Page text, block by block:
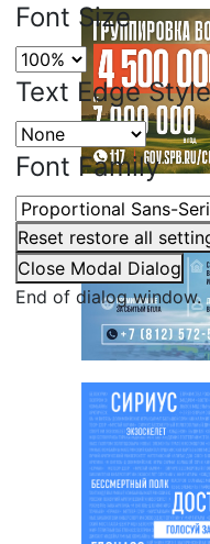
Font Size
Text Edge Style
Font Family
Reset restore all
Close Modal Dialog
End of dialog window.